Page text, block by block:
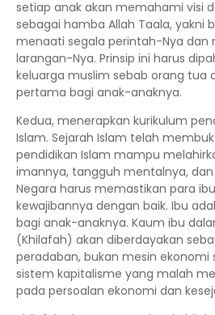
setiap anak akan memahami visi
sebagai hamba Allah Taala, yakni
menaati segala perintah-Nya dan
larangan-Nya. Prinsip ini harus
keluarga muslim sebab orang tua
pertama bagi anak-anaknya.
Kedua, menerapkan kurikulum
Islam. Sejarah Islam telah
pendidikan Islam mampu
imannya, tangguh mentalnya,
Negara harus memastikan para
kewajibannya dengan baik. Ibu
bagi anak-anaknya. Kaum ibu
(Khilafah) akan diberdayakan
peradaban, bukan mesin ekonomi
sistem kapitalisme yang malah
pada persoalan ekonomi dan